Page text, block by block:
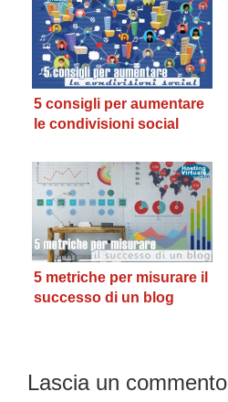
5 consigli per aumentare
le condivisioni social
5 metriche per misurare il
successo di un blog
Interazioni
Lascia un commento